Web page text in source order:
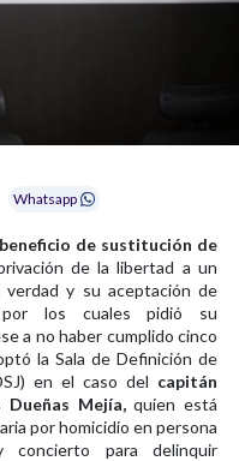
Whatsapp
de sustitución de
de la libertad a un
y su aceptación de
por los cuales pidió su
a no haber cumplido cinco
la Sala de Definición de
en el caso del capitán
Mejía,quien está
por homicidio en persona
concierto para delinquir